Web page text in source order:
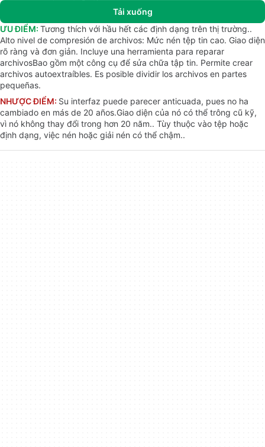
Tải xuống
ƯU ĐIỂM: Tương thích với hầu hết các định dạng trên thị trường..
Alto nivel de compresión de archivos: Mức nén tệp tin cao. Giao diện
rõ ràng và đơn giản. Incluye una herramienta para reparar
archivosBao gồm một công cụ để sửa chữa tập tin. Permite crear
archivos autoextraíbles. Es posible dividir los archivos en partes
pequeñas.
NHƯỢC ĐIỂM: Su interfaz puede parecer anticuada, pues no ha
cambiado en más de 20 años.Giao diện của nó có thể trông cũ kỹ,
vì nó không thay đổi trong hơn 20 năm.. Tùy thuộc vào tệp hoặc
định dạng, việc nén hoặc giải nén có thể chậm..